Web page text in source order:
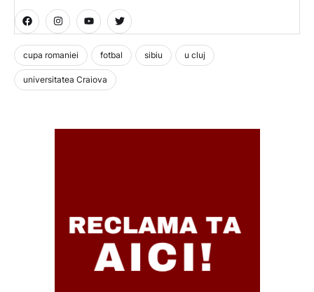
cupa romaniei fotbal sibiu u cluj
universitatea Craiova